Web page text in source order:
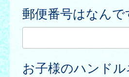
郵便番号はなんで
お子様のハンドル